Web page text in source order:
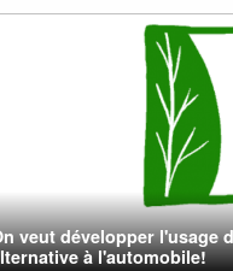
veut développer l'usage
à l'automobile!